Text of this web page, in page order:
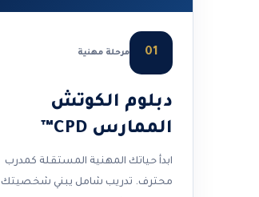
01 مرحلة مهنية
دبلوم الكوتش
الممارس CPD™
ابدأ حياتك المهنية المستقلة كمدرب
محترف. تدريب شامل يبني شخصيتك